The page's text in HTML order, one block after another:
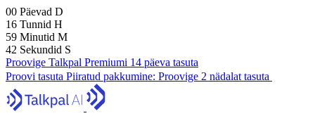
00 Päevad D
16 Tunnid H
59 Minutid M
41 Sekundid S
Proovige Talkpal Premiumi 14 päeva tasuta
Proovi tasuta Piiratud pakkumine: Proovige 2 nädalat tasuta